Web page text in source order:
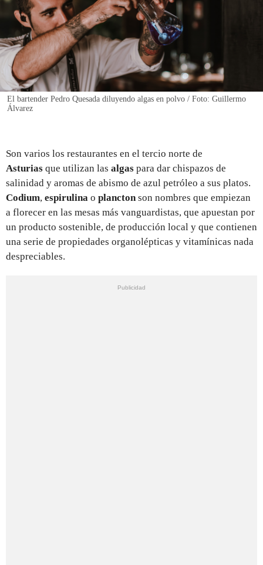
El bartender Pedro Quesada diluyendo algas en polvo / Foto: Guillermo
Álvarez
Son varios los restaurantes en el tercio norte de
Asturias que utilizan las algas para dar chispazos de
salinidad y aromas de abismo de azul petróleo a sus platos.
Codium, espirulina o planctonson nombres que empiezan
a florecer en las mesas más vanguardistas, que apuestan por
un producto sostenible, de producción local y que contienen
una serie de propiedades organolépticas y vitamínicas nada
despreciables.